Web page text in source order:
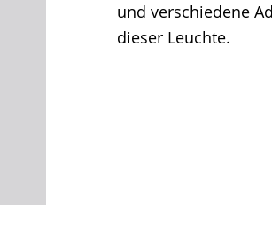
und verschiedene
dieser Leuchte.